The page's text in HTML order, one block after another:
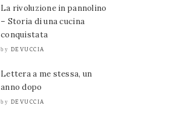
La rivoluzione in pannolino
– Storia di una cucina
conquistata
by DEVUCCIA
Lettera a me stessa, un
anno dopo
by DEVUCCIA